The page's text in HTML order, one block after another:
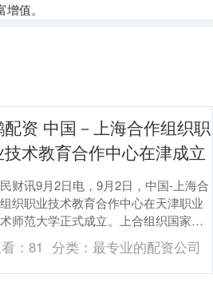
值。
配资 中国－上海合作组织职
技术教育合作中心在津成立
财讯9月2日电，9月2日，中国-上海合
织职业技术教育合作中心在天津职业
师范大学正式成立。上合组织国家职
教育发展智库、上合组织国家职业教育
培养培....
：81 分类： 最专业的配资公司